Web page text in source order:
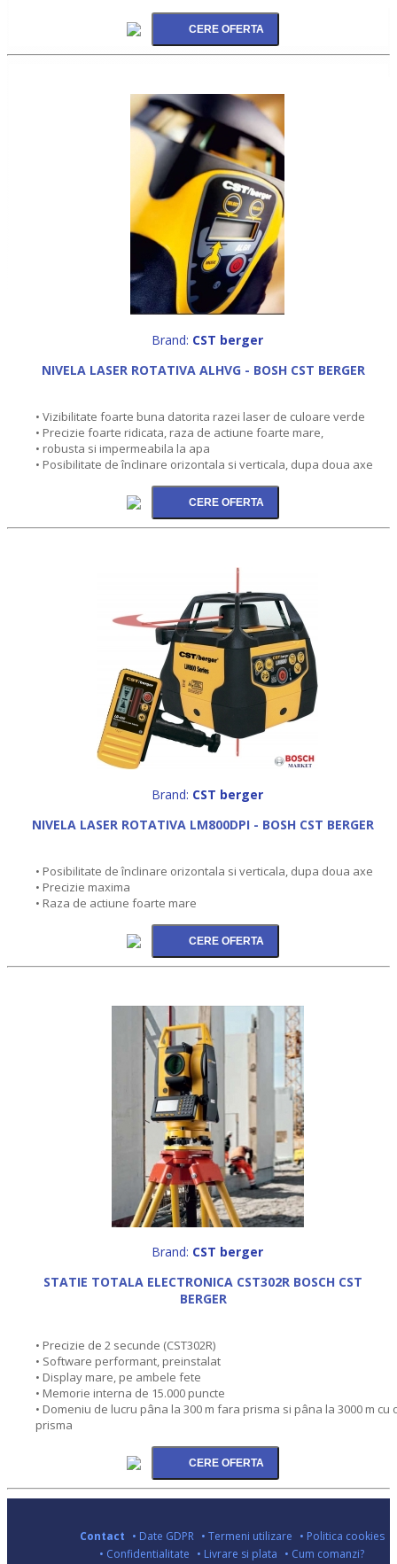
Brand: CST berger
NIVELA LASER ROTATIVA ALHVG - BOSH CST BERGER
• Vizibilitate foarte buna datorita razei laser de culoare verde
• Precizie foarte ridicata, raza de actiune foarte mare,
• robusta si impermeabila la apa
• Posibilitate de înclinare orizontala si verticala, dupa doua axe
Brand: CST berger
NIVELA LASER ROTATIVA LM800DPI - BOSH CST BERGER
• Posibilitate de înclinare orizontala si verticala, dupa doua axe
• Precizie maxima
• Raza de actiune foarte mare
Brand: CST berger
STATIE TOTALA ELECTRONICA CST302R BOSCH CST
BERGER
• Precizie de 2 secunde (CST302R)
• Software performant, preinstalat
• Display mare, pe ambele fete
• Memorie interna de 15.000 puncte
• Domeniu de lucru pâna la 300 m fara prisma si pâna la 3000 m cu
prisma
Contact • Date GDPR • Termeni utilizare • Politica cookies
• Confidentialitate • Livrare si plata • Cum comanzi?